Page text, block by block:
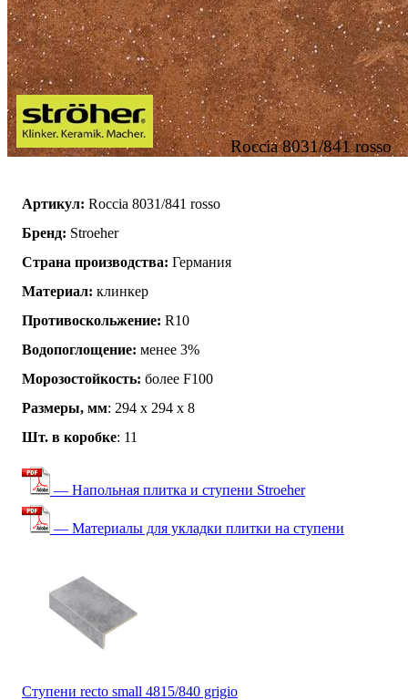
Roccia 8031/841 rosso
Артикул: Roccia 8031/841 rosso
Бренд: Stroeher
Страна производства: Германия
Материал: клинкер
Противоскольжение: R10
Водопоглощение: менее 3%
Морозостойкость: более F100
Размеры, мм: 294 х 294 х 8
Шт. в коробке: 11
— Напольная плитка и ступени Stroeher
— Материалы для укладки плитки на ступени
Ступени recto small 4815/840 grigio